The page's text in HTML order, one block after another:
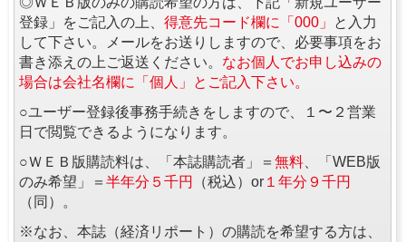
登録」をご記入の上、 得意先コード欄に「000」
と入力
して下さい。メールをお送りしますので、必要事項をお
書き添えの上ご返送ください。 なお個人でお申し込みの
場合は会社名欄に「個人」とご記入下さい。
○ユーザー登録後事務手続きをしますので、１〜２営業
日で閲覧できるようになります。
○ＷＥＢ版購読料は、「本誌購読者」＝ 無料 、「WEB版
のみ希望」＝ 半年分５千円 （税込）or １年分９千円
（同）。
※なお、本誌（経済リポート）の購読を希望する方は、